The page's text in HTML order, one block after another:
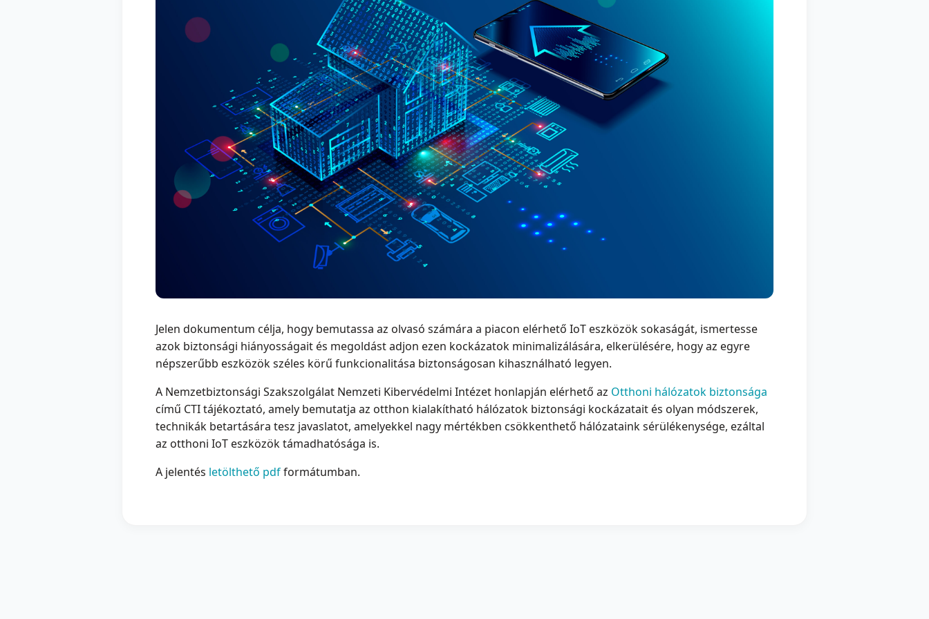
Jelen dokumentum célja, hogy bemutassa az olvasó számára a piacon elérhető IoT eszközök sokaságát, ismertesse
azok biztonsági hiányosságait és megoldást adjon ezen kockázatok minimalizálására, elkerülésére, hogy az egyre
népszerűbb eszközök széles körű funkcionalitása biztonságosan kihasználható legyen.
A Nemzetbiztonsági Szakszolgálat Nemzeti Kibervédelmi Intézet honlapján elérhető az Otthoni hálózatok biztonsága
című CTI tájékoztató, amely bemutatja az otthon kialakítható hálózatok biztonsági kockázatait és olyan módszerek,
technikák betartására tesz javaslatot, amelyekkel nagy mértékben csökkenthető hálózataink sérülékenysége, ezáltal
az otthoni IoT eszközök támadhatósága is.
A jelentés letölthető pdfformátumban.